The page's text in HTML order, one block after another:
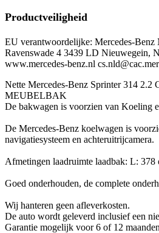
Productveiligheid
EU verantwoordelijke: Mercedes-Benz
Ravenswade 4 3439 LD Nieuwegein,
www.mercedes-benz.nl
Nette Mercedes-Benz Sprinter 314
MEUBELBAK
De bakwagen is voorzien van Koeling
De Mercedes-Benz koelwagen is
navigatiesysteem en achteruitrijcamera.
Afmetingen laadruimte laadbak: L:
Goed onderhouden, de complete
Wij hanteren geen afleverkosten.
De auto wordt geleverd inclusief een
Garantie mogelijk voor 6 of 12